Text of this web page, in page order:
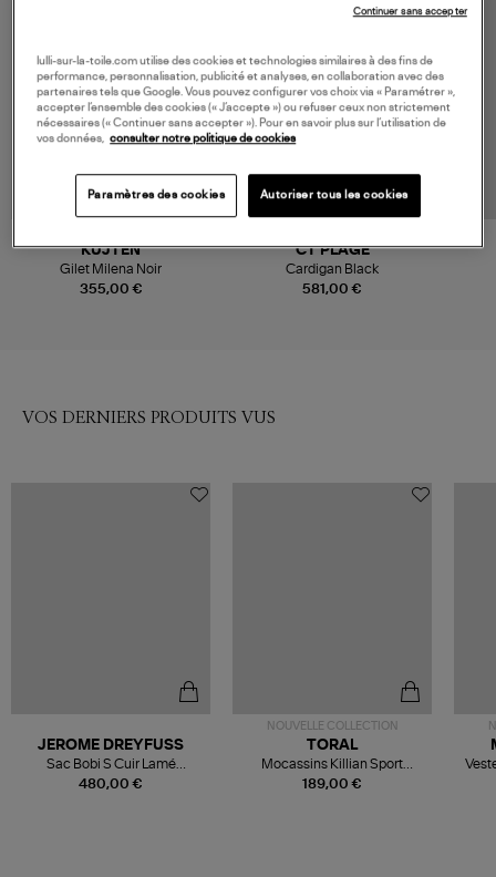
355,00 €
KUJTEN
Gilet Milena Noir
581,00 €
CT PLAGE
Cardigan Black
VOS DERNIERS PRODUITS VUS
480,00 €
JEROME DREYFUSS
Sac Bobi S Cuir Lamé
Champagne
NOUVELLE COLLECTION
189,00 €
TORAL
Mocassins Killian Sport
Mousse
lulli-sur-la-toile.com utilise des cookies et technologies similaires à des fins de
performance, personnalisation, publicité et analyses, en collaboration avec des
partenaires tels que Google. Vous pouvez configurer vos choix via « Paramétrer »,
accepter l’ensemble des cookies (« J’accepte ») ou refuser ceux non strictement
nécessaires (« Continuer sans accepter »). Pour en savoir plus sur l’utilisation de
vos données, consulter notre politique de cookies
Paramètres des cookies Autoriser tous les cookies
Continuer sans accepter